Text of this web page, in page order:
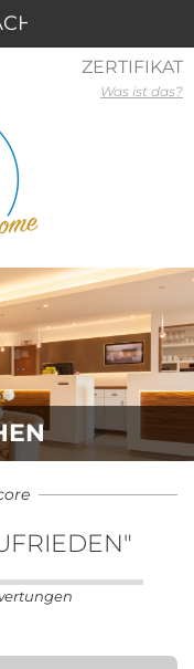
ZERTIFIKAT
Was ist das?